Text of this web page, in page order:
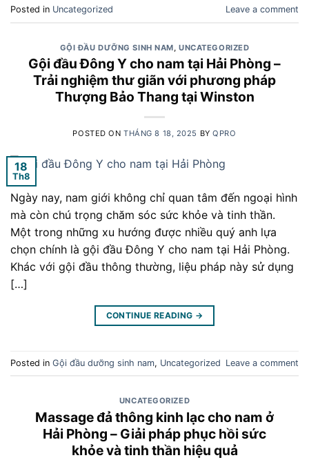
Posted in Uncategorized Leave a comment
GỘI ĐẦU DƯỠNG SINH NAM ,UNCATEGORIZED
Gội đầu Đông Y cho nam tại Hải Phòng –
Trải nghiệm thư giãn với phương pháp
Thượng Bảo Thang tại Winston
POSTED ONTHÁNG 8 18, 2025 BYQPRO
18
Th8
Ngày nay, nam giới không chỉ quan tâm đến ngoại hình
mà còn chú trọng chăm sóc sức khỏe và tinh thần.
Một trong những xu hướng được nhiều quý anh lựa
chọn chính là gội đầu Đông Y cho nam tại Hải Phòng.
Khác với gội đầu thông thường, liệu pháp này sử dụng
[…]
CONTINUE READING →
Posted in Gội đầu dưỡng sinh nam, Uncategorized Leave a comment
UNCATEGORIZED
Massage đả thông kinh lạc cho nam ở
Hải Phòng – Giải pháp phục hồi sức
khỏe và tinh thần hiệu quả